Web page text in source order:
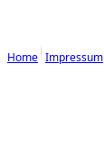
Home Impressum